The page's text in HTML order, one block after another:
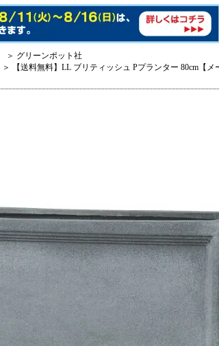
＞ グリーンポット社
＞
【送料無料】LL ブリティッシュ Pプランター 80cm【メ